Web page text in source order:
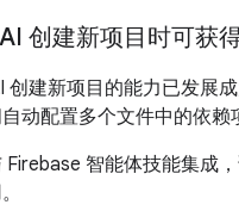
创建新项目时可获
创建新项目的能力已发展
动配置多个文件中的依赖
Firebase 智能体技能集成